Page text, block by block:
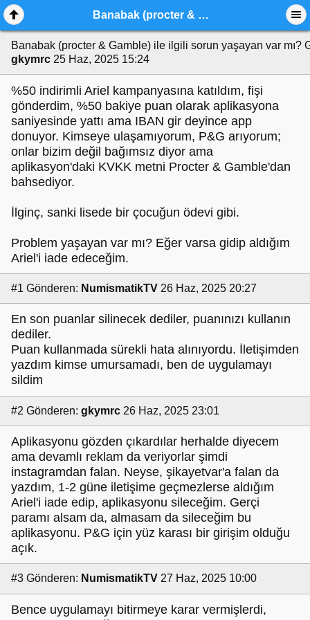
Banabak (procter & Gamble) ile ilgili sorun yaşayan var mı?
Banabak (procter & Gamble) ile ilgili sorun yaşayan var mı?
gkymrc 25 Haz, 2025 15:24
%50 indirimli Ariel kampanyasına katıldım, fişi
gönderdim, %50 bakiye puan olarak aplikasyona
saniyesinde yattı ama IBAN gir deyince app
donuyor. Kimseye ulaşamıyorum, P&G arıyorum;
onlar bizim değil bağımsız diyor ama
aplikasyon'daki KVKK metni Procter & Gamble'dan
bahsediyor.
İlginç, sanki lisede bir çocuğun ödevi gibi.
Problem yaşayan var mı? Eğer varsa gidip aldığım
Ariel'i iade edeceğim.
#1 Gönderen: NumismatikTV 26 Haz, 2025 20:27
En son puanlar silinecek dediler, puanınızı kullanın
dediler.
Puan kullanmada sürekli hata alınıyordu. İletişimden
yazdım kimse umursamadı, ben de uygulamayı
sildim
#2 Gönderen: gkymrc 26 Haz, 2025 23:01
Aplikasyonu gözden çıkardılar herhalde diyecem
ama devamlı reklam da veriyorlar şimdi
instagramdan falan. Neyse, şikayetvar'a falan da
yazdım, 1-2 güne iletişime geçmezlerse aldığım
Ariel'i iade edip, aplikasyonu sileceğim. Gerçi
paramı alsam da, almasam da sileceğim bu
aplikasyonu. P&G için yüz karası bir girişim olduğu
açık.
#3 Gönderen: NumismatikTV 27 Haz, 2025 10:00
Bence uygulamayı bitirmeye karar vermişlerdi,